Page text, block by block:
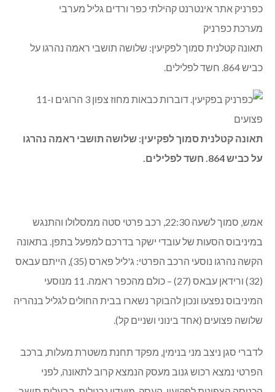
כפרניק אתר אינטרנט קהילתי כפר ורדים גליל מערבי
מערכת כפרניק
תאונה קטלנית סמוך לפקיעין: שלושה תושבי ראמה נהרגו על
כביש 864. חשד לפלילים.
תאונה קטלנית סמוך לפקיעין: שלושה תושבי ראמה נהרגו
על כביש 864. חשד לפלילים.
אמש, סמוך לשעה 22:30, רכב פרטי סטה ממסלולו והתנגש
במיניבוס הסעות של עובדי ישקר בדרכם למפעל בתפן. בתאונה
הקשה נהרגו נוסעי הרכב הפרטי: ג'ליל פארס (35), הייתם עבאס
(32) ורידאן עבאס (27) – כולם מהכפר ראמה. 11 מנוסעי
המיניבוס נפצעו ונכון להבוקר נשארו בבית החולים לגליל בנהריה
שלושה פצועים (אחד בינוני ושניים קל).
לדברי סגן ניצב מני בנימין, מפקד תחנת משטרת מעלות, ברכב
הפרטי נמצא רכוש גנוב מעסק הנמצא קרוב לתאונה, לפני